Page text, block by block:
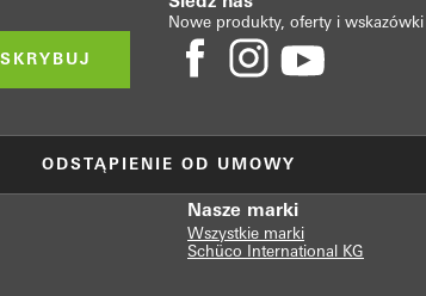
Nowe produkty, oferty i wskazówki
ODSTĄPIENIE OD UMOWY
Nasze marki
Wszystkie marki
Schüco International KG